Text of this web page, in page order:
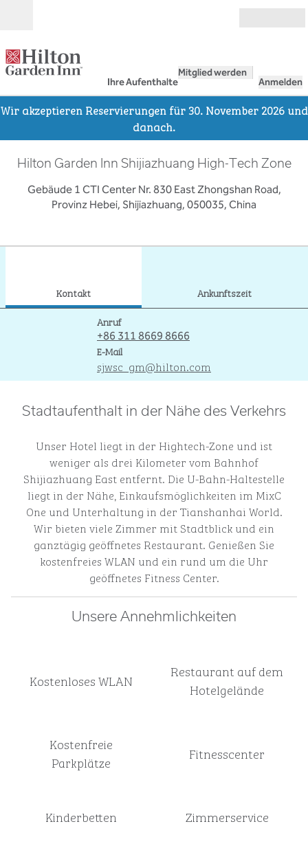
Ihre Aufenthalte
Mitglied werden
Anmelden
Wir akzeptieren Reservierungen für 30. November 2026 und
danach.
Hilton Garden Inn Shijiazhuang High-Tech Zone
Gebäude 1 CTI Center Nr. 830 East Zhongshan Road,
Provinz Hebei, Shijiazhuang, 050035, China
Kontakt
Ankunftszeit
Anruf
Telefon
+86 311 8669 8666
E-Mail
Email
sjwsc_gm@hilton.com
Stadtaufenthalt in der Nähe des Verkehrs
Unser Hotel liegt in der Hightech-Zone und ist
weniger als drei Kilometer vom Bahnhof
Shijiazhuang East entfernt. Die U-Bahn-Haltestelle
liegt in der Nähe, Einkaufsmöglichkeiten im MixC
One und Unterhaltung in der Tianshanhai World.
Wir bieten viele Zimmer mit Stadtblick und ein
ganztägig geöffnetes Restaurant. Genießen Sie
kostenfreies WLAN und ein rund um die Uhr
geöffnetes Fitness Center.
Unsere Annehmlichkeiten
Kostenloses WLAN
Restaurant auf dem
Hotelgelände
Kostenfreie
Parkplätze
Fitnesscenter
Kinderbetten Zimmer­service